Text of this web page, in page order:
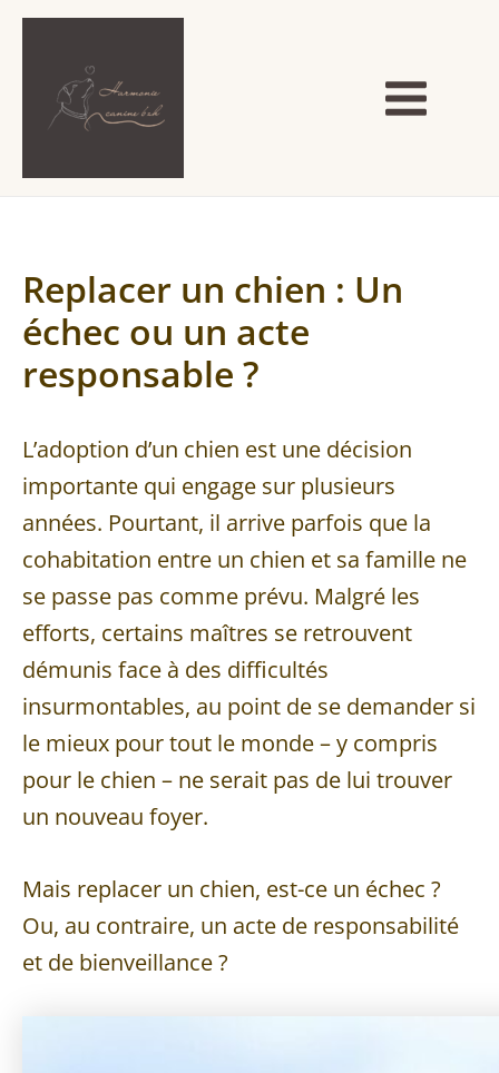
Aller
Menu
Replacer un chien : Un
échec ou un acte
responsable ?
L’adoption d’un chien est une décision
importante qui engage sur plusieurs
années. Pourtant, il arrive parfois que la
cohabitation entre un chien et sa famille ne
se passe pas comme prévu. Malgré les
efforts, certains maîtres se retrouvent
démunis face à des difficultés
insurmontables, au point de se demander si
le mieux pour tout le monde – y compris
pour le chien – ne serait pas de lui trouver
un nouveau foyer.
Mais replacer un chien, est-ce un échec ?
Ou, au contraire, un acte de responsabilité
et de bienveillance ?
Navigation